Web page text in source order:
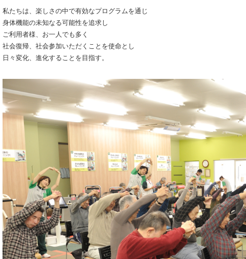
私たちは、楽しさの中で有効なプログラムを通じ
身体機能の未知なる可能性を追求し
ご利用者様、お一人でも多く
社会復帰、社会参加いただくことを使命とし
日々変化、進化することを目指す。